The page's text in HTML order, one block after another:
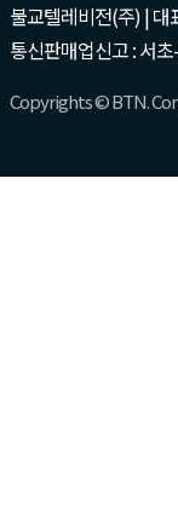
불교텔레비전(주) | 대
통신판매업신고 : 서
Copyrights © BTN.